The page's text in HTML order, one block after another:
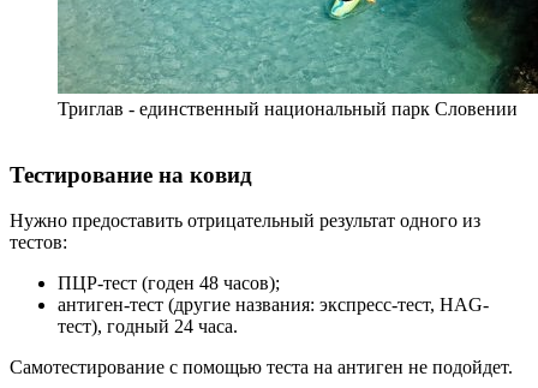
Триглав - единственный национальный парк Словении
Тестирование на ковид
Нужно предоставить отрицательный результат одного из
тестов:
ПЦР-тест (годен 48 часов);
антиген-тест (другие названия: экспресс-тест, HAG-
тест), годный 24 часа.
Самотестирование с помощью теста на антиген не подойдет.